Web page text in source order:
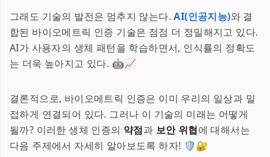
그래도 기술의 발전은 멈추지 않는다.AI(인공지능)와 결
합된 바이오메트릭 인증 기술은 점점 더 정밀해지고 있다.
AI가 사용자의 생체 패턴을 학습하면서, 인식률의 정확도
는 더욱 높아지고 있다. 🤖📈
결론적으로, 바이오메트릭 인증은 이미 우리의 일상과 밀
접하게 연결되어 있다. 그러나 이 기술의 미래는 어떻게
될까? 이러한 생체 인증의 약점과 보안 위협에 대해서는
다음 주제에서 자세히 알아보도록 하자! 🛡️🔐